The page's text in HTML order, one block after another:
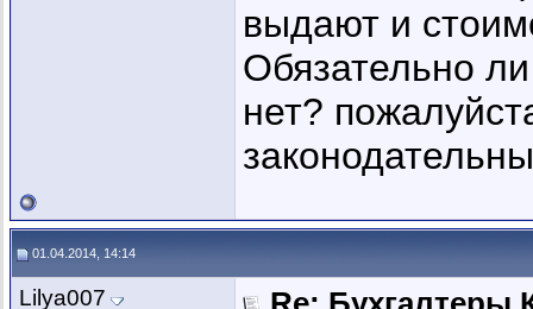
выдают и
Обязательно
нет?
01.04.2014, 14:14
Lilya007